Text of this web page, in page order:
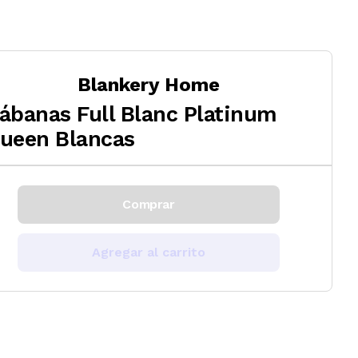
Blankery Home
Full Blanc Platinum
Blancas
Comprar
Agregar al carrito